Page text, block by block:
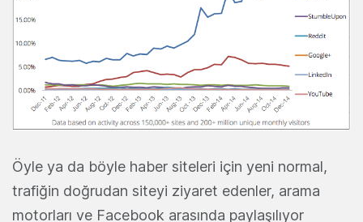
Öyle ya da böyle haber siteleri için yeni normal,
trafiğin doğrudan siteyi ziyaret edenler, arama
motorları ve Facebook arasında paylaşılıyor